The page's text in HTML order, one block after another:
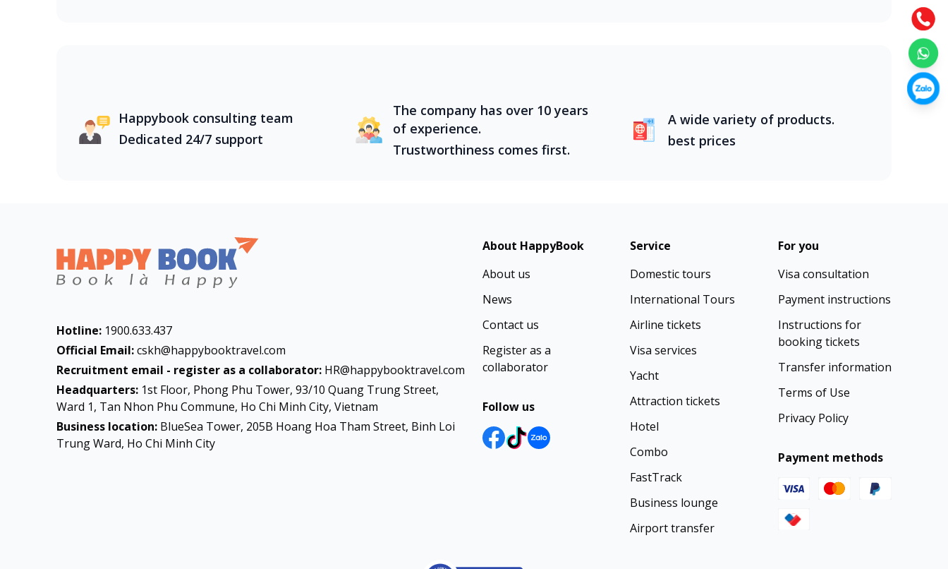
Happybook consulting team
Dedicated 24/7 support
The company has over 10 years
of experience.
Trustworthiness comes first.
A wide variety of products.
best prices
Hotline: 1900.633.437
Official Email:cskh@happybooktravel.com
Recruitment email - register as a collaborator: HR@happybooktravel.com
Headquarters: 1st Floor, Phong Phu Tower, 93/10 Quang Trung Street,
Ward 1, Tan Nhon Phu Commune, Ho Chi Minh City, Vietnam
Business location: BlueSea Tower, 205B Hoang Hoa Tham Street, Binh Loi
Trung Ward, Ho Chi Minh City
About HappyBook
About us
News
Contact us
Register as a
collaborator
Follow us
Service
Domestic tours
International Tours
Airline tickets
Visa services
Yacht
Attraction tickets
Hotel
Combo
FastTrack
Business lounge
Airport transfer
For you
Visa consultation
Payment instructions
Instructions for
booking tickets
Transfer information
Terms of Use
Privacy Policy
Payment methods